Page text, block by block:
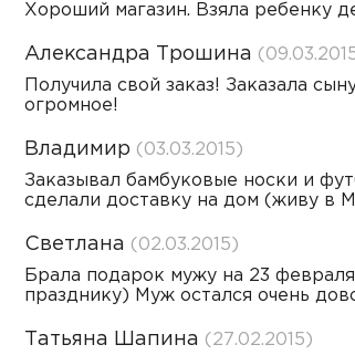
Хороший магазин. Взяла ребенку
Александра Трошина
Получила свой заказ! Заказала
огромное!
Владимир (03.03.2015)
Заказывал бамбуковые носки и
сделали доставку на дом (живу в
Светлана (02.03.2015)
Брала подарок мужу на 23
празднику) Муж остался очень
Татьяна Шапина (27.02.2015)